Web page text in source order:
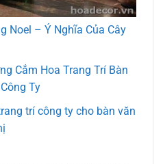
Noel – Ý Nghĩa Của Cây
Cắm Hoa Trang Trí Bàn
Ty
trí công ty cho bàn văn